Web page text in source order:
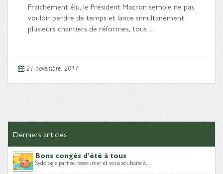
Fraichement élu, le Président Macron semble ne pas
vouloir perdre de temps et lance simultanément
plusieurs chantiers de réformes, tous…
21 novembre, 2017
Derniers articles
Bons congés d’été à tous
Sydologie part se ressourcer et vous souhaite à…